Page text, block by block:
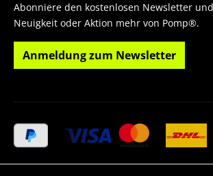
Abonniere den kostenlosen Newsletter
Neuigkeit oder Aktion mehr von Pomp®.
Anmeldung zum Newsletter